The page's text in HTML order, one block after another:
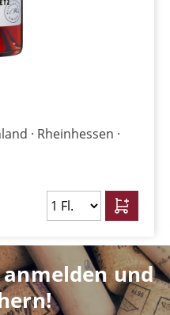
Rheinhessen
und